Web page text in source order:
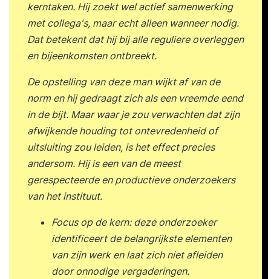
kerntaken. Hij zoekt wel actief samenwerking
met collega's, maar echt alleen wanneer nodig.
Dat betekent dat hij bij alle reguliere overleggen
en bijeenkomsten ontbreekt.
De opstelling van deze man wijkt af van de
norm en hij gedraagt zich als een vreemde eend
in de bijt. Maar waar je zou verwachten dat zijn
afwijkende houding tot ontevredenheid of
uitsluiting zou leiden, is het effect precies
andersom. Hij is een van de meest
gerespecteerde en productieve onderzoekers
van het instituut.
Focus op de kern: deze onderzoeker
identificeert de belangrijkste elementen
van zijn werk en laat zich niet afleiden
door onnodige vergaderingen.